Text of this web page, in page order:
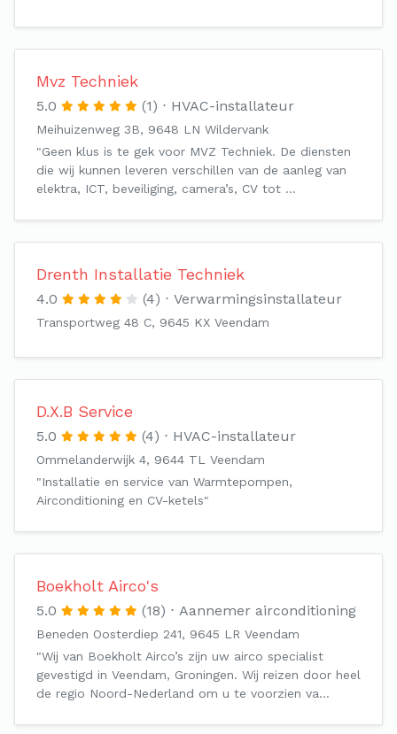
Mvz Techniek
5.0 (1) HVAC-installateur
Meihuizenweg 3B, 9648 LN Wildervank
"Geen klus is te gek voor MVZ Techniek. De diensten
die wij kunnen leveren verschillen van de aanleg van
elektra, ICT, beveiliging, camera’s, CV tot …
Drenth Installatie Techniek
4.0 (4) Verwarmingsinstallateur
Transportweg 48 C, 9645 KX Veendam
D.X.B Service
5.0 (4) HVAC-installateur
Ommelanderwijk 4, 9644 TL Veendam
"Installatie en service van Warmtepompen,
Airconditioning en CV-ketels"
Boekholt Airco's
5.0 (18) Aannemer airconditioning
Beneden Oosterdiep 241, 9645 LR Veendam
"Wij van Boekholt Airco’s zijn uw airco specialist
gevestigd in Veendam, Groningen. Wij reizen door heel
de regio Noord-Nederland om u te voorzien va…